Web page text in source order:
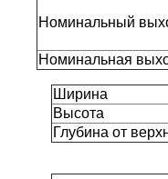
Номинальный
Номинальная
Ширина
Высота
Глубина от